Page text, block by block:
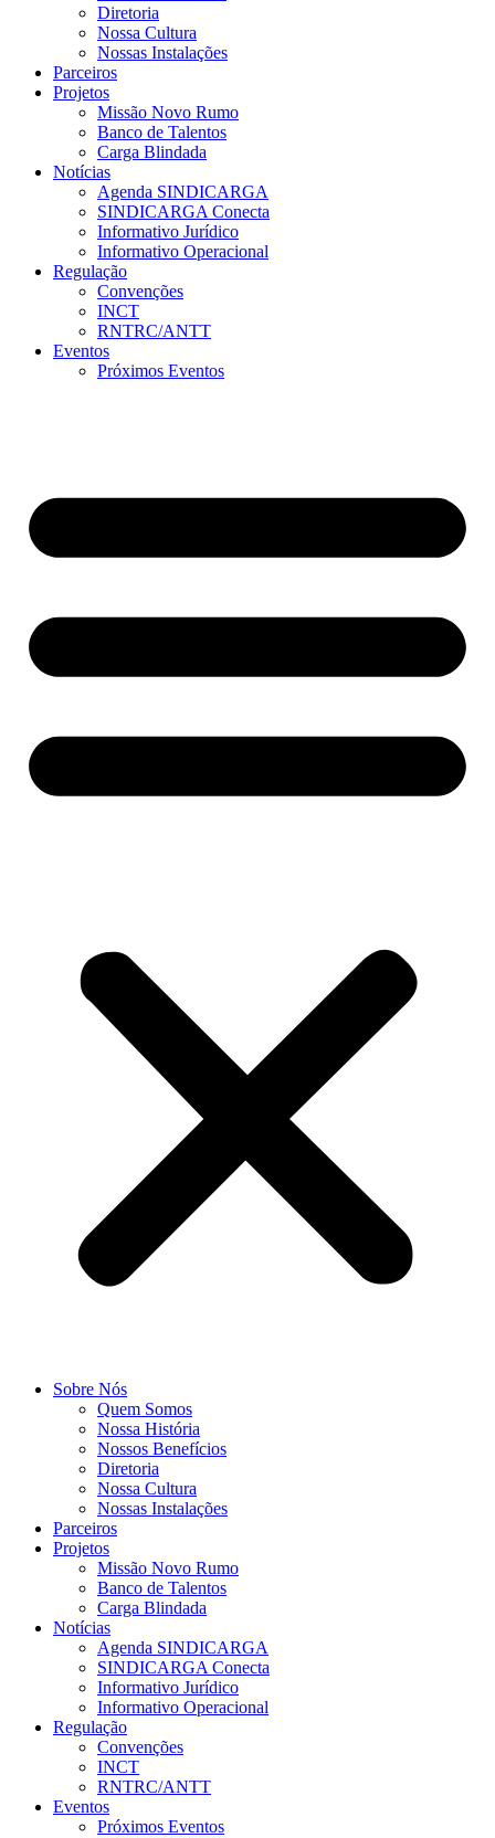
Diretoria
Nossa Cultura
Nossas Instalações
Parceiros
Projetos
Missão Novo Rumo
Banco de Talentos
Carga Blindada
Notícias
Agenda SINDICARGA
SINDICARGA Conecta
Informativo Jurídico
Informativo Operacional
Regulação
Convenções
INCT
RNTRC/ANTT
Eventos
Próximos Eventos
Sobre Nós
Quem Somos
Nossa História
Nossos Benefícios
Diretoria
Nossa Cultura
Nossas Instalações
Parceiros
Projetos
Missão Novo Rumo
Banco de Talentos
Carga Blindada
Notícias
Agenda SINDICARGA
SINDICARGA Conecta
Informativo Jurídico
Informativo Operacional
Regulação
Convenções
INCT
RNTRC/ANTT
Eventos
Próximos Eventos